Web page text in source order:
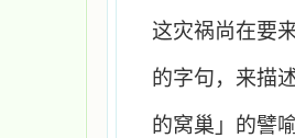
这灾祸尚在要
的字句，来描
的窝巢」的譬